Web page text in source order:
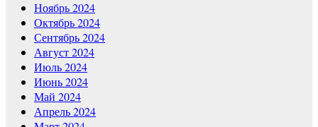
Ноябрь 2024
Октябрь 2024
Сентябрь 2024
Август 2024
Июль 2024
Июнь 2024
Май 2024
Апрель 2024